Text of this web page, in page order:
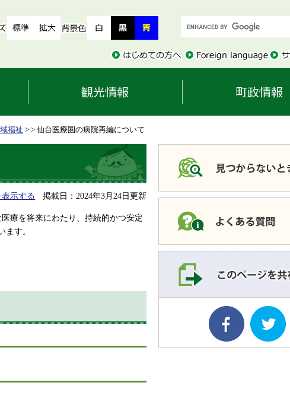
福祉 > > 仙台医療圏の病院再編について
示する 掲載日：2024年3月24日更新
療を将来にわたり、持続的かつ安定
す。